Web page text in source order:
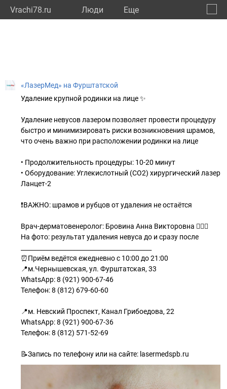
Vrachi78.ru Люди Eще
«ЛазерМед» на Фурштатской
Удаление крупной родинки на лице ✨
Удаление невусов лазером позволяет провести процедуру
быстро и минимизировать риски возникновения шрамов,
что очень важно при расположении родинки на лице
• Продолжительность процедуры: 10-20 минут
• Оборудование: Углекислотный (СО2) хирургический лазер
Ланцет-2
❗️ВАЖНО: шрамов и рубцов от удаления не остаётся
Врач-дерматовенеролог: Бровина Анна Викторовна 👩🏽‍⚕️
На фото: результат удаления невуса до и сразу после
⏰Приём ведётся ежедневно с 10:00 до 21:00
📍м.Чернышевская, ул. Фурштатская, 33
WhatsApp: 8 (921) 900-67-46
Телефон: 8 (812) 679-60-60
📍м. Невский Проспект, Канал Грибоедова, 22
WhatsApp: 8 (921) 900-67-36
Телефон: 8 (812) 571-52-69
📝Запись по телефону или на сайте: lasermedspb.ru